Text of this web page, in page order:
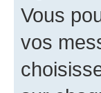
Vous
vos